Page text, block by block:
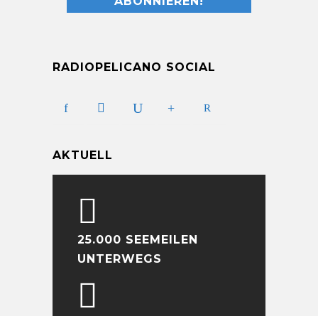
RADIOPELICANO SOCIAL
AKTUELL
25.000 SEEMEILEN
UNTERWEGS